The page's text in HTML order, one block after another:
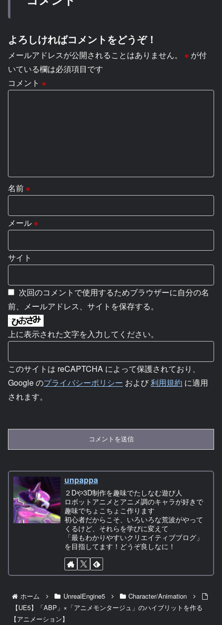
よろしければコメントをどうぞ！
メールアドレスが公開されることはありません。 ※ が付
いている欄は必須項目です
コメント ※
名前※
メール※
サイト
次回のコメントで使用するためブラウザーに自分の名
前、メールアドレス、サイトを保存する。
上に表示された文字を入力してください。
このサイトは reCAPTCHA によって保護されており、
Google のプライバシーポリシー および利用規約 に適用
されます。
unpappa
２Dや3D制作を趣味でたしなむ遊び人
ロボットアニメとアニメ調のキャラが好きで
趣味でちょこちょこ作ります
初心者だからこそ、いろいろな荒波がやって
くるけど、それらを学びに変えて
「最もわかりやすいクリエイティブブログ」
を目指してます！どうぞ良しなに！
ホーム UnrealEngine5
Character/Animation
【UE5】「ABP」×「アニメモンタージュ」のハイブリットを作る
【アニメーション】